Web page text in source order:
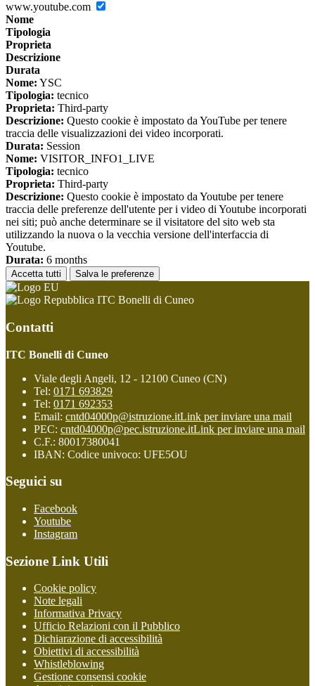
www.youtube.com
Nome
Tipologia
Proprieta
Descrizione
Durata
Nome: YSC
Tipologia: tecnico
Proprieta: Third-party
Descrizione: Questo cookie è impostato da YouTube per tenere
traccia delle visualizzazioni dei video incorporati.
Durata: Session
Nome: VISITOR_INFO1_LIVE
Tipologia: tecnico
Proprieta: Third-party
Descrizione: Questo cookie è impostato da Youtube per tenere
traccia delle preferenze dell'utente per i video di Youtube incorporati
nei siti; può anche determinare se il visitatore del sito web sta
utilizzando la nuova o la vecchia versione dell'interfaccia di
Youtube.
Durata: 6 months
Accetta tutti Salva le preferenze
ITC Bonelli di Cuneo
Contatti
ITC Bonelli di Cuneo
Viale degli Angeli, 12 - 12100 Cuneo (CN)
Tel: 0171 693829
Tel: 0171 692353
Email: cntd04000p@istruzione.itLink per inviare una mail
PEC: cntd04000p@pec.istruzione.itLink per inviare una mail
C.F.: 80017380041
IBAN: Codice univoco: UFE5OU
Seguici su
Facebook
Youtube
Instagram
Sezione Link Utili
Cookie policy
Note legali
Informativa Privacy
Ufficio Relazioni con il Pubblico
Dichiarazione di accessibilità
Obiettivi di accessibilità
Whistleblowing
Gestione consensi cookie